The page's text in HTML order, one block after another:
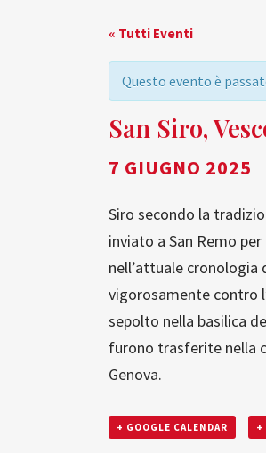
« Tutti Eventi
Questo evento è
San Siro,
7 GIUGNO 2025
Siro secondo la
inviato a San Remo
nell’attuale cronologia
vigorosamente contro
sepolto nella basilica
furono trasferite nella
Genova.
+ GOOGLE CALENDAR +